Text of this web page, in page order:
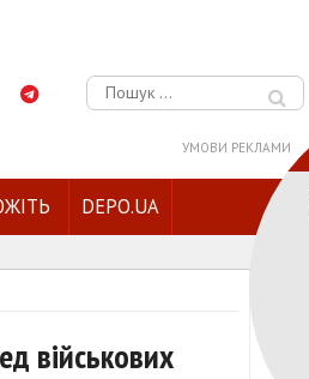
Пошук:
УМОВИ РЕКЛАМИ
DEPO.UA
військових